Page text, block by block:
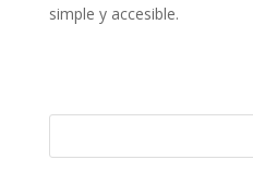
simple y accesible.